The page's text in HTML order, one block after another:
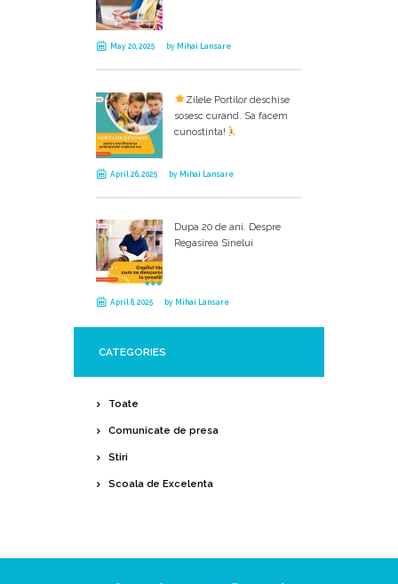
May 20, 2025 by Mihai Lansare
Zilele Portilor deschise
sosesc curand. Sa facem
cunostinta!
April 26, 2025 by Mihai Lansare
Dupa 20 de ani. Despre
Regasirea Sinelui
April 8, 2025 by Mihai Lansare
CATEGORIES
Toate
Comunicate de presa
Stiri
Scoala de Excelenta